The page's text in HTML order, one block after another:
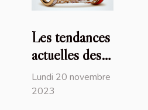
Les tendances
actuelles des
bracelets
Liberty et
Lundi 20 novembre
2023